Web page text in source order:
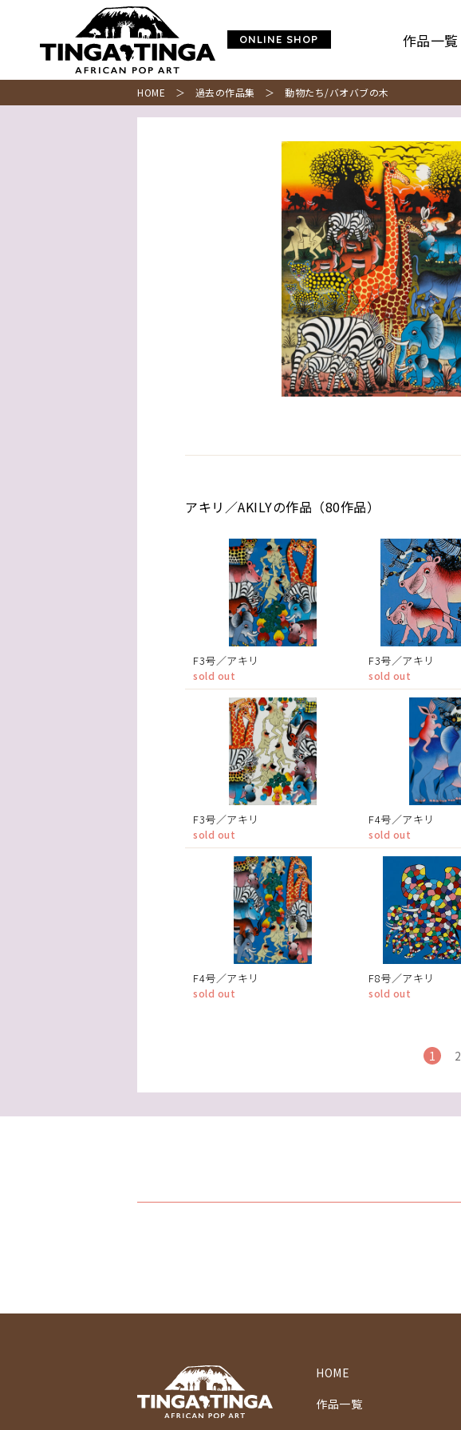
ONLINE SHOP 作品一覧
HOME ＞ 過去の作品集 ＞ 動物たち/バオバブの木
アキリ／AKILYの作品（80作品）
F3号／アキリ
sold out
F3号／アキリ
sold out
F3号／アキリ
sold out
F4号／アキリ
sold out
F4号／アキリ
sold out
F8号／アキリ
sold out
1 2
HOME
作品一覧